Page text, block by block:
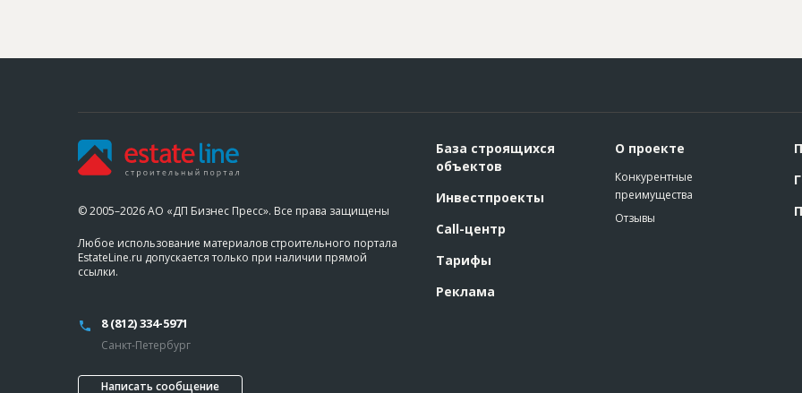
© 2005–2026 АО «ДП Бизнес Пресс». Все права защищены
Любое использование материалов строительного портала
EstateLine.ru допускается только при наличии прямой
ссылки.
8 (812) 334-5971
Санкт-Петербург
Написать сообщение
База строящихся
объектов
Инвестпроекты
Call-центр
Тарифы
Реклама
О проекте
Конкурентные
преимущества
Отзывы